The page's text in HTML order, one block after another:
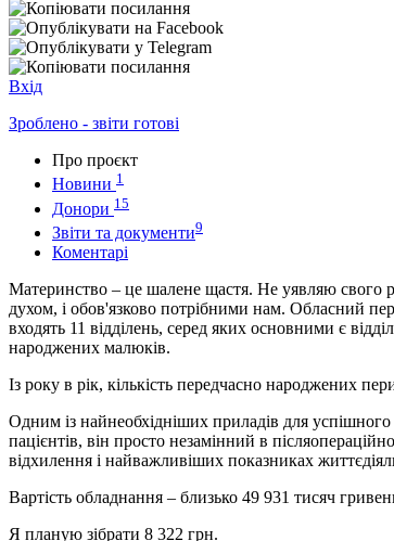
Вхід
Зроблено - звіти готові
Про проєкт
Новини 1
Донори 15
Звіти та документи9
Коментарі
Материнство – це шалене щастя. Не уявляю свого
духом, і обов'язково потрібними нам. Обласний
входять 11 відділень, серед яких основними є
народжених малюків.
Із року в рік, кількість передчасно народжених
Одним із найнеобхідніших приладів для
пацієнтів, він просто незамінний в
відхилення і найважливіших показниках
Вартість обладнання – близько 49 931 тисяч
Я планую зібрати 8 322 грн.